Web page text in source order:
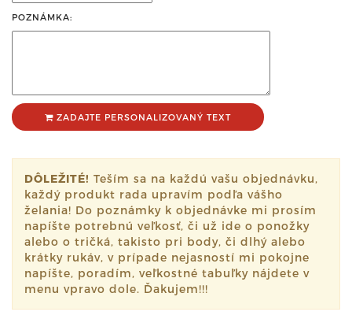
POZNÁMKA:
ZADAJTE PERSONALIZOVANÝ TEXT
DÔLEŽITÉ! Teším sa na každú vašu objednávku,
každý produkt rada upravím podľa vášho
želania! Do poznámky k objednávke mi prosím
napíšte potrebnú veľkosť, či už ide o ponožky
alebo o tričká, takisto pri body, či dlhý alebo
krátky rukáv, v prípade nejasností mi pokojne
napíšte, poradím, veľkostné tabuľky nájdete v
menu vpravo dole. Ďakujem!!!